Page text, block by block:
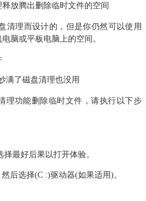
放腾出删除临时文件的空间
清理而设计的，但是你仍然可以使用
脑或平板电脑上的空间。
了磁盘清理也没用
功能删除临时文件，请执行以下步
最好后果以打开体验。
选择(C :)驱动器(如果适用)。